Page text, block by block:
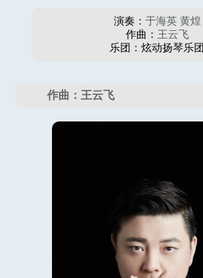
演奏： 于海英 黄煌
作曲： 王云飞
乐团：炫动扬琴乐团
作曲：王云飞